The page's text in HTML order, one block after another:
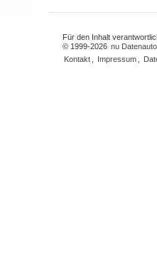
Für den Inhalt
© 1999-2026 nu
Kontakt
Impressum